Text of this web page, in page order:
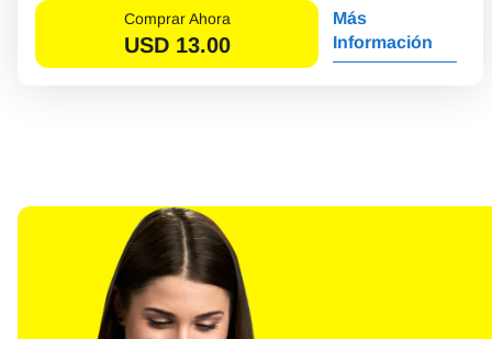
Comprar Ahora
USD 13.00
Más
Información